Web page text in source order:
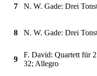
7 N. W. Gade: Drei
8 N. W. Gade: Drei
9
F. David: Quartett für
32; Allegro